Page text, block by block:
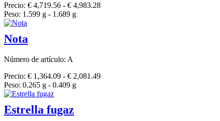
Precio: € 4,719.56 - € 4,983.28
Peso: 1.599 g - 1.689 g
Nota
Número de artículo: A
Precio: € 1,364.09 - € 2,081.49
Peso: 0.265 g - 0.409 g
Estrella fugaz